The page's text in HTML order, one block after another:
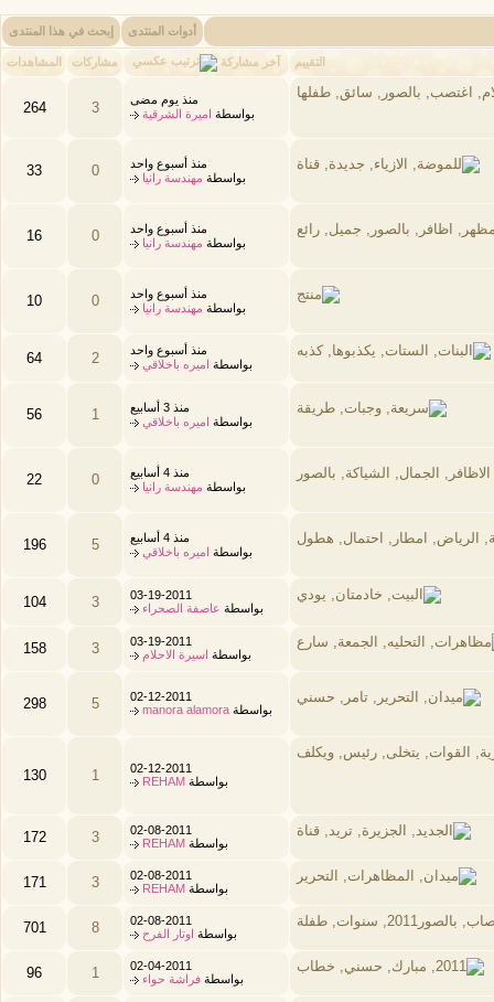
أدوات المنتدى إبحث في هذا المنتدى
التقييم آخر مشاركة مشاركات المشاهدات
منذ يوم مضى
بواسطة اميرة الشرقية 3
264
منذ أسبوع واحد
بواسطة مهندسة رانيا 0
33
منذ أسبوع واحد
بواسطة مهندسة رانيا 0
16
منذ أسبوع واحد
بواسطة مهندسة رانيا 0
10
منذ أسبوع واحد
بواسطة اميره باخلاقي 2
64
منذ 3 أسابيع
بواسطة اميره باخلاقي 1
56
منذ 4 أسابيع
بواسطة مهندسة رانيا 0
22
منذ 4 أسابيع
بواسطة اميره باخلاقي 5
196
03-19-2011
بواسطة عاصفة الصحراء 3
104
03-19-2011
بواسطة اسيرة الاحلام 3
158
02-12-2011
بواسطة manora alamora
5
298
02-12-2011
بواسطة REHAM
1
130
02-08-2011
بواسطة REHAM
3
172
02-08-2011
بواسطة REHAM
3
171
02-08-2011
بواسطة اوتار الفرح 8
701
02-04-2011
بواسطة فراشة حواء 1
96